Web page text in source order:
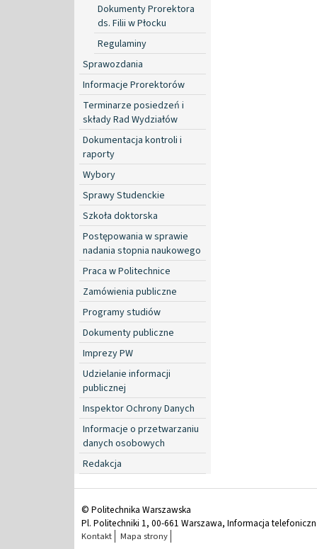
Dokumenty Prorektora
ds. Filii w Płocku
Regulaminy
Sprawozdania
Informacje Prorektorów
Terminarze posiedzeń i
składy Rad Wydziałów
Dokumentacja kontroli i
raporty
Wybory
Sprawy Studenckie
Szkoła doktorska
Postępowania w sprawie
nadania stopnia naukowego
Praca w Politechnice
Zamówienia publiczne
Programy studiów
Dokumenty publiczne
Imprezy PW
Udzielanie informacji
publicznej
Inspektor Ochrony Danych
Informacje o przetwarzaniu
danych osobowych
Redakcja
© Politechnika Warszawska
Pl. Politechniki 1, 00-661 Warszawa, Informacja
Kontakt Mapa strony